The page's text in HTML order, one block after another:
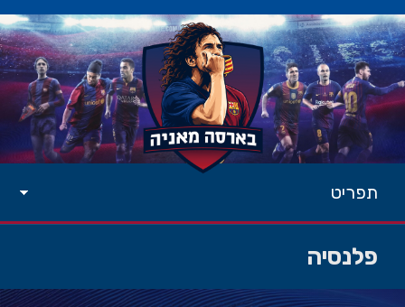
תפריט
פלנסיה